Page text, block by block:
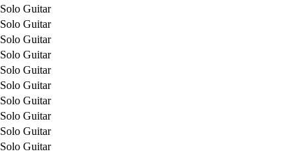
Solo Guitar
Solo Guitar
Solo Guitar
Solo Guitar
Solo Guitar
Solo Guitar
Solo Guitar
Solo Guitar
Solo Guitar
Solo Guitar